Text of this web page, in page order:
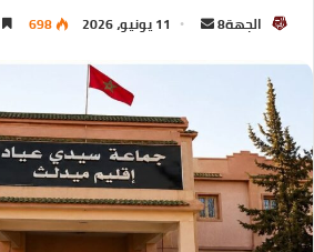
الجهة8 11 يونيو، 2026 698